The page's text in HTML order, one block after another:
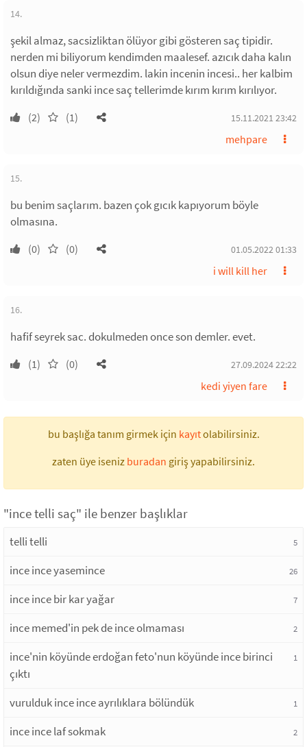
14.
şekil almaz, sacsizliktan ölüyor gibi gösteren saç tipidir.
nerden mi biliyorum kendimden maalesef. azıcık daha kalın
olsun diye neler vermezdim. lakin incenin incesi.. her kalbim
kırıldığında sanki ince saç tellerimde kırım kırım kırılıyor.
(2) (1) 15.11.2021 23:42
mehpare
15.
bu benim saçlarım. bazen çok gıcık kapıyorum böyle
olmasına.
(0) (0) 01.05.2022 01:33
i will kill her
16.
hafif seyrek sac. dokulmeden once son demler. evet.
(1) (0) 27.09.2024 22:22
kedi yiyen fare
bu başlığa tanım girmek için kayıtolabilirsiniz.
zaten üye iseniz buradan giriş yapabilirsiniz.
"ince telli saç" ile benzer başlıklar
telli telli 5
ince ince yasemince 26
ince ince bir kar yağar 7
ince memed'in pek de ince olmaması 2
ince'nin köyünde erdoğan feto'nun köyünde ince birinci
çıktı
1
vurulduk ince ince ayrılıklara bölündük 1
ince ince laf sokmak 2